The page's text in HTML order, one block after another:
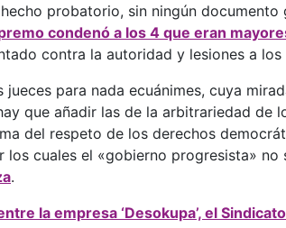
probatorio, sin ningún
condenó a los 4 que eran
contra la autoridad y lesiones a los
para nada ecuánimes, cuya
que añadir las de la arbitrariedad
del respeto de los derechos
los cuales el «gobierno progresista»
.
la empresa ‘Desokupa’, el